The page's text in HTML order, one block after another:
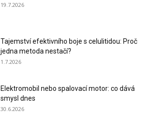
19.7.2026
Tajemství efektivního boje s celulitidou: Proč
jedna metoda nestačí?
1.7.2026
Elektromobil nebo spalovací motor: co dává
smysl dnes
30.6.2026